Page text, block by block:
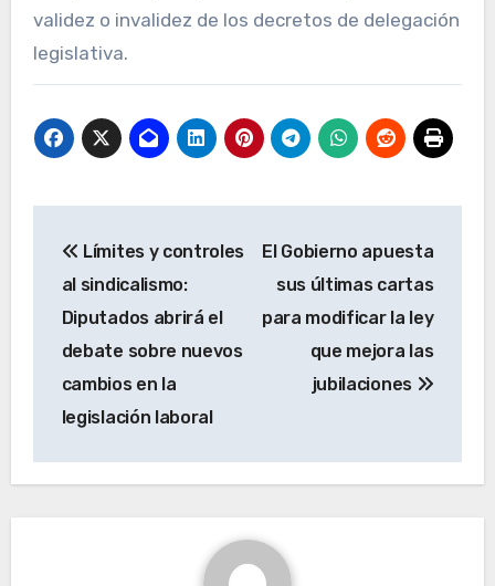
validez o invalidez de los decretos de delegación
legislativa.
de
entradas
Límites y controles
al sindicalismo:
Diputados abrirá el
debate sobre nuevos
cambios en la
legislación laboral
El Gobierno apuesta
sus últimas cartas
para modificar la ley
que mejora las
jubilaciones